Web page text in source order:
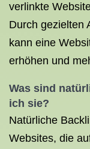
verlinkte
Durch gezielten
kann eine
erhöhen und
Was sind
ich sie?
Natürliche
Websites, die